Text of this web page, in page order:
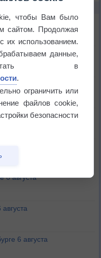
на транспорт
через тень
морские волны тепла
6 августа
6 августа
чтобы Вам было
сайтом. Продолжая
их использованием.
данные,
в
.
ограничить или
файлов cookie,
безопасности